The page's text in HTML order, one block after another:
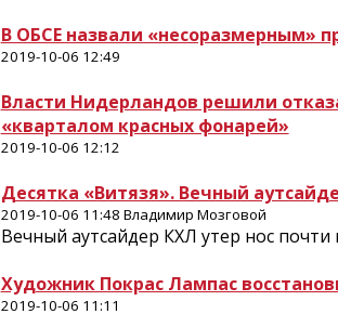
В ОБСЕ назвали «несоразмерным»
2019-10-06 12:49
Власти Нидерландов решили
«кварталом красных фонарей»
2019-10-06 12:12
Десятка «Витязя». Вечный
2019-10-06 11:48 Владимир Мозговой
Вечный аутсайдер КХЛ утер нос
Художник Покрас Лампас
2019-10-06 11:11